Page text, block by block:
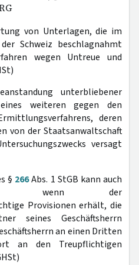
von Unterlagen, die im
Schweiz beschlagnahmt
wegen Untreue und
unterbliebener
weiteren gegen den
deren
von der Staatsanwaltschaft
versagt
§ 266Abs. 1 StGB kann auch
wenn der
Provisionen erhält, die
seines Geschäftsherrn
an einen Dritten
an den Treupflichtigen